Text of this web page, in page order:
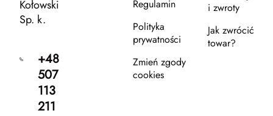
Kołowski
Sp. k.
+48
507
113
211
Regulamin
Polityka
prywatności
Zmień zgody
cookies
i zwroty
Jak zwrócić
towar?